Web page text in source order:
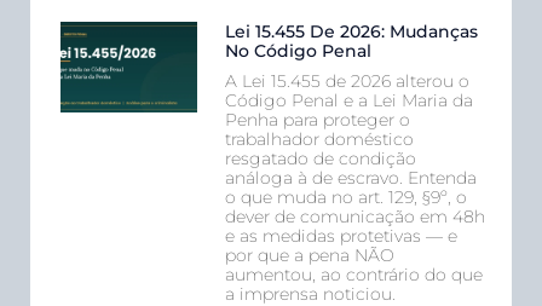
Lei 15.455 De 2026: Mudanças
No Código Penal
A Lei 15.455 de 2026 alterou o
Código Penal e a Lei Maria da
Penha para proteger o
trabalhador doméstico
resgatado de condição
análoga à de escravo. Entenda
o que muda no art. 129, §9º, o
dever de comunicação em 48h
e as medidas protetivas — e
por que a pena NÃO
aumentou, ao contrário do que
a imprensa noticiou.